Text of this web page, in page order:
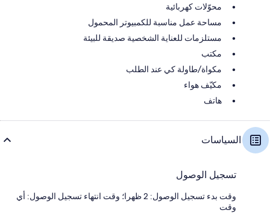
محوّلات كهربائية
مساحة عمل مناسبة للكمبيوتر المحمول
مستلزمات للعناية الشخصية صديقة للبيئة
مكتب
مكواة/طاولة كي عند الطلب
مكيّف هواء
هاتف
السياسات
تسجيل الوصول
وقت بدء تسجيل الوصول: 2 ظهرا؛ وقت انتهاء تسجيل الوصول: أي
وقت